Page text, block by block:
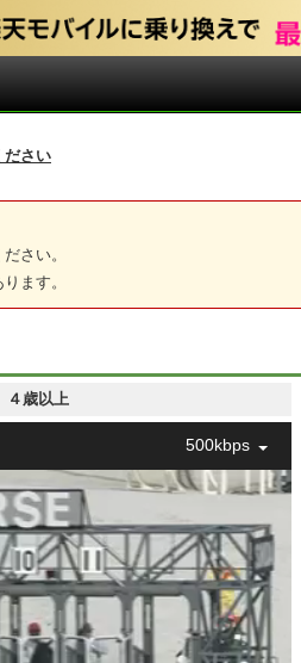
ださい
さい。
ます。
歳以上
500kbps